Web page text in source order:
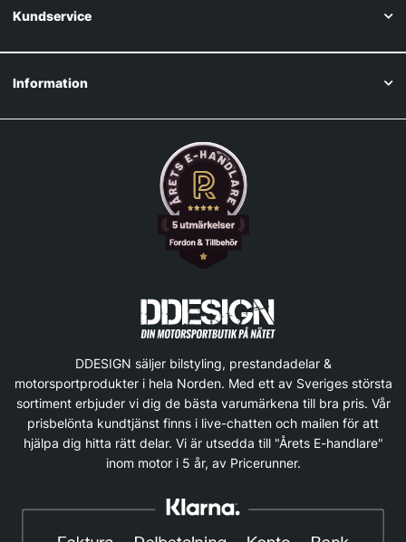
Kundservice
Information
DDESIGN säljer bilstyling, prestandadelar &
motorsportprodukter i hela Norden. Med ett av Sveriges största
sortiment erbjuder vi dig de bästa varumärkena till bra pris. Vår
prisbelönta kundtjänst finns i live-chatten och mailen för att
hjälpa dig hitta rätt delar. Vi är utsedda till "Årets E-handlare"
inom motor i 5 år, av Pricerunner.